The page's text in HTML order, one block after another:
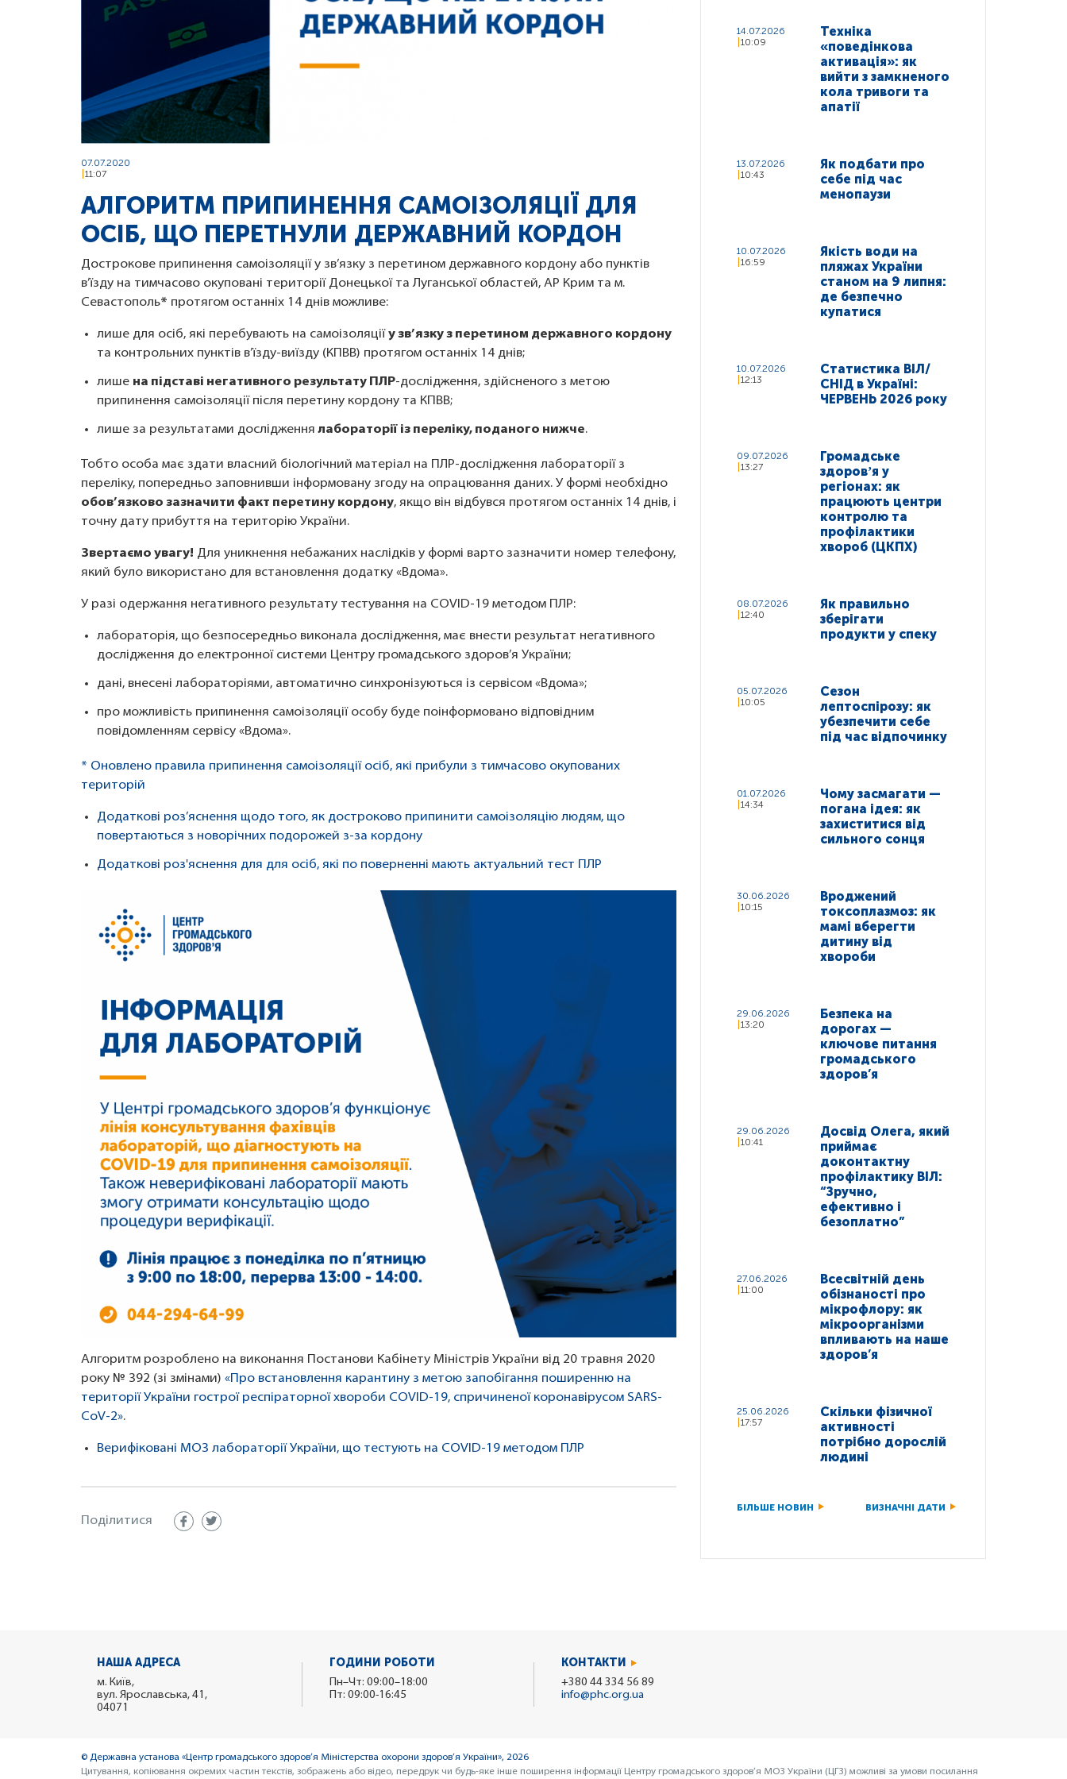
07.07.2020
11:07
АЛГОРИТМ ПРИПИНЕННЯ САМОІЗОЛЯЦІЇ ДЛЯ
ОСІБ, ЩО ПЕРЕТНУЛИ ДЕРЖАВНИЙ КОРДОН
Дострокове припинення самоізоляції у зв’язку з перетином державного кордону або пунктів
в’їзду на тимчасово окуповані території Донецької та Луганської областей, АР Крим та м.
Севастополь* протягом останніх 14 днів можливе:
лише для осіб, які перебувають на самоізоляціїу зв’язку з перетином державного кордону
та контрольних пунктів в’їзду-виїзду (КПВВ) протягом останніх 14 днів;
лише на підставі негативного результату ПЛР-дослідження, здійсненого з метою
припинення самоізоляції після перетину кордону та КПВВ;
лише за результатами дослідженнялабораторії із переліку, поданого нижче.
Тобто особа має здати власний біологічний матеріал на ПЛР-дослідження лабораторії з
переліку, попередньо заповнивши інформовану згоду на опрацювання даних. У формі необхідно
обов’язково зазначити факт перетину кордону, якщо він відбувся протягом останніх 14 днів, і
точну дату прибуття на територію України.
Звертаємо увагу! Для уникнення небажаних наслідків у формі варто зазначити номер телефону,
який було використано для встановлення додатку «Вдома».
У разі одержання негативного результату тестування на COVID-19 методом ПЛР:
лабораторія, що безпосередньо виконала дослідження, має внести результат негативного
дослідження до електронної системи Центру громадського здоров’я України;
дані, внесені лабораторіями, автоматично синхронізуються із сервісом «Вдома»;
про можливість припинення самоізоляції особу буде поінформовано відповідним
повідомленням сервісу «Вдома».
* Оновлено правила припинення самоізоляції осіб, які прибули з тимчасово окупованих
територій
Додаткові роз’яснення щодо того, як достроково припинити самоізоляцію людям, що
повертаються з новорічних подорожей з-за кордону
Додаткові роз'яснення для для осіб, які по поверненні мають актуальний тест ПЛР
Алгоритм розроблено на виконання Постанови Кабінету Міністрів України від 20 травня 2020
року № 392 (зі змінами) «Про встановлення карантину з метою запобігання поширенню на
території України гострої респіраторної хвороби COVID-19, спричиненої коронавірусом SARS-
CoV-2».
Верифіковані МОЗ лабораторії України, що тестують на COVID-19 методом ПЛР
Поділитися
14.07.2026
10:09
Техніка
«поведінкова
активація»: як
вийти з замкненого
кола тривоги та
апатії
13.07.2026
10:43
Як подбати про
себе під час
менопаузи
10.07.2026
16:59
Якість води на
пляжах України
станом на 9 липня:
де безпечно
купатися
10.07.2026
12:13
Статистика ВІЛ/
СНІД в Україні:
ЧЕРВЕНЬ 2026 року
09.07.2026
13:27
Громадське
здоровʼя у
регіонах: як
працюють центри
контролю та
профілактики
хвороб (ЦКПХ)
08.07.2026
12:40
Як правильно
зберігати
продукти у спеку
05.07.2026
10:05
Сезон
лептоспірозу: як
убезпечити себе
під час відпочинку
01.07.2026
14:34
Чому засмагати —
погана ідея: як
захиститися від
сильного сонця
30.06.2026
10:15
Вроджений
токсоплазмоз: як
мамі вберегти
дитину від
хвороби
29.06.2026
13:20
Безпека на
дорогах —
ключове питання
громадського
здоров’я
29.06.2026
10:41
Досвід Олега, який
приймає
доконтактну
профілактику ВІЛ:
“Зручно,
ефективно і
безоплатно”
27.06.2026
11:00
Всесвітній день
обізнаності про
мікрофлору: як
мікроорганізми
впливають на наше
здоров’я
25.06.2026
17:57
Скільки фізичної
активності
потрібно дорослій
людині
БІЛЬШЕ НОВИН ВИЗНАЧНІ ДАТИ
НАША АДРЕСА
м. Київ,
вул. Ярославська, 41,
04071
ГОДИНИ РОБОТИ
Пн–Чт: 09:00–18:00
Пт: 09:00-16:45
КОНТАКТИ
+380 44 334 56 89
info@phc.org.ua
© Державна установа «Центр громадського здоров’я Міністерства охорони здоров’я України», 2026
Цитування, копіювання окремих частин текстів, зображень або відео, передрук чи будь-яке інше поширення інформації Центру громадського здоров’я МОЗ України (ЦГЗ) можливі за умови посилання